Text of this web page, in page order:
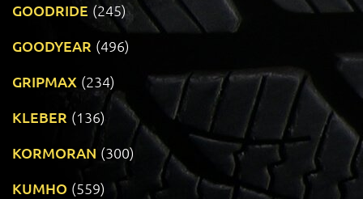
GOODRIDE (245)
GOODYEAR (496)
GRIPMAX (234)
KLEBER (136)
KORMORAN (300)
KUMHO (559)